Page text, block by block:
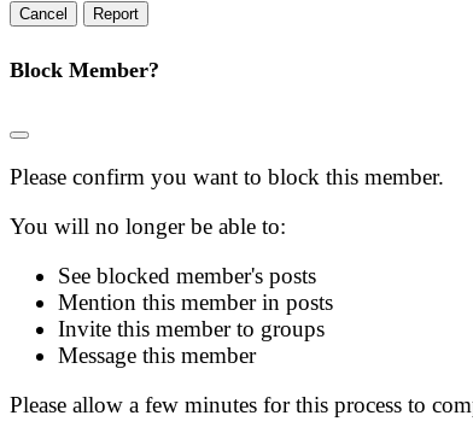
Report
Block Member?
Please confirm you want to block this member.
You will no longer be able to:
See blocked member's posts
Mention this member in posts
Invite this member to groups
Message this member
Please allow a few minutes for this process to